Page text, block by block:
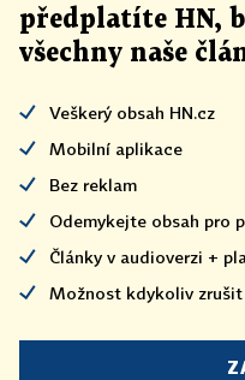
předplatíte HN,
všechny naše
Veškerý obsah HN.cz
Mobilní aplikace
Bez reklam
Odemykejte obsah pro
Články v audioverzi +
Možnost kdykoliv zrušit